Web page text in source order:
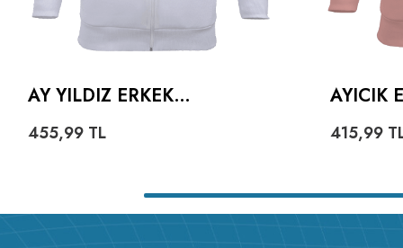
AY YILDIZ ERKEK
455,99 TL
AYICIK
415,99